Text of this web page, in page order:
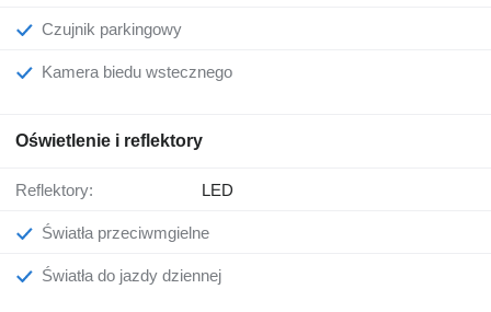
Czujnik parkingowy
Kamera biedu wstecznego
Oświetlenie i reflektory
Reflektory: LED
Światła przeciwmgielne
Światła do jazdy dziennej